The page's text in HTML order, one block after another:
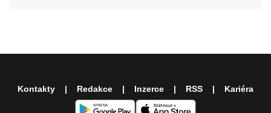
Kontakty Redakce Inzerce RSS Kariéra